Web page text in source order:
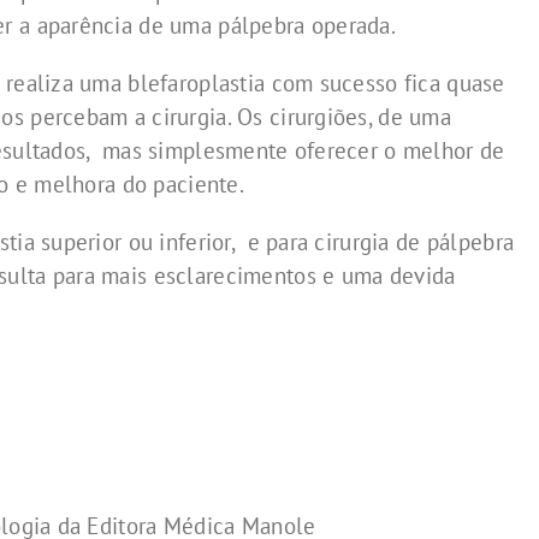
aparência de uma pálpebra operada.
uma blefaroplastia com sucesso fica quase
percebam a cirurgia. Os cirurgiões, de uma
mas simplesmente oferecer o melhor de
e melhora do paciente.
superior ou inferior, e para cirurgia de pálpebra
para mais esclarecimentos e uma devida
da Editora Médica Manole